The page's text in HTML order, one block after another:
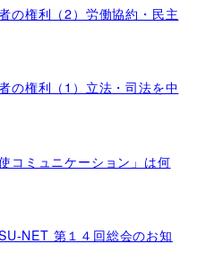
の権利（2）労働協約・民主
の権利（1）立法・司法を中
コミュニケーション」は何
NET 第１４回総会のお知